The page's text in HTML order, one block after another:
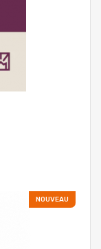
NOUVEAU